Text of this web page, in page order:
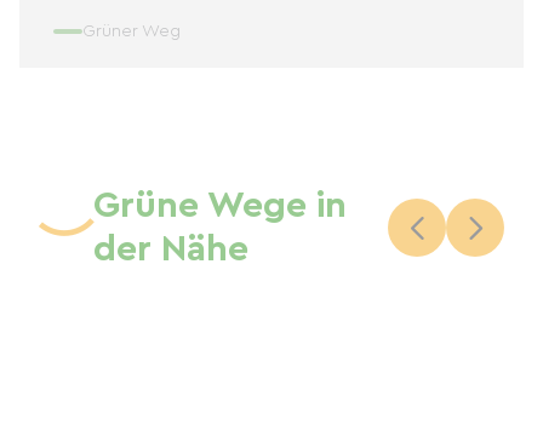
Grüner Weg
Grüne Wege in
der Nähe